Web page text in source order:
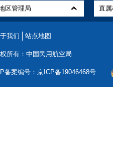
我们 站点地图
所有：中国民用航空局
备案编号：京ICP备19046468号